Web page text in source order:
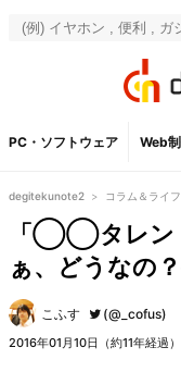
PC・ソフトウェア Web
degitekunote2 > コラム＆ライ
「◯◯タレン
ぁ、どうなの
こふす (@_cofus)
2016年01月10日（約11年経過）